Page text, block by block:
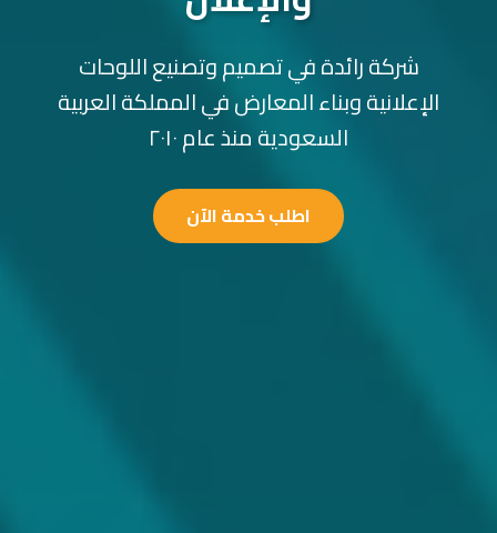
شركة رائدة في تصميم وتصنيع اللوحات
الإعلانية وبناء المعارض في المملكة العربية
السعودية منذ عام ٢٠١٠
اطلب خدمة الآن